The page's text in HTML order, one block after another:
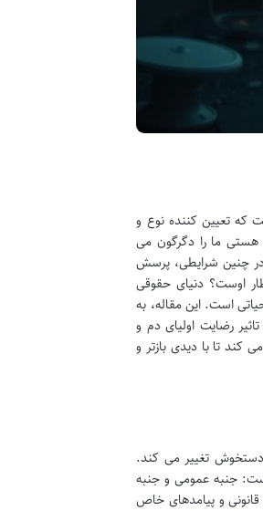
که تعیین کننده نوع و
هستی ما را دگرگون می
در چنین شرایطی، پرسش
اوست؟ دنیای حقوقی
است. این مقاله، به
رضایت اولیای دم و
تا با دیدی بازتر و
دستخوش تغییر می کند.
جنبه عمومی و جنبه
و پیامدهای خاص